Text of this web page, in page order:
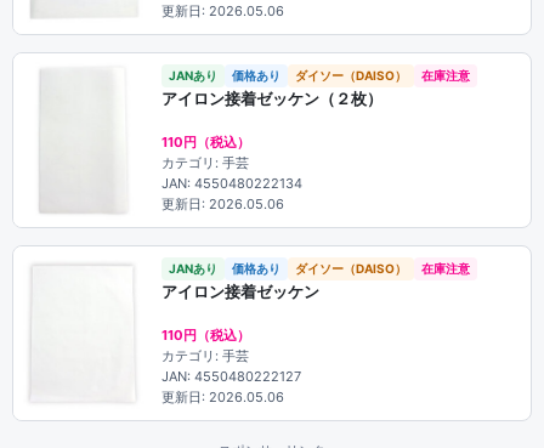
更新日: 2026.05.06
JANあり 価格あり ダイソー（DAISO） 在庫注意
アイロン接着ゼッケン（２枚）
110円（税込）
カテゴリ: 手芸
JAN: 4550480222134
更新日: 2026.05.06
JANあり 価格あり ダイソー（DAISO） 在庫注意
アイロン接着ゼッケン
110円（税込）
カテゴリ: 手芸
JAN: 4550480222127
更新日: 2026.05.06